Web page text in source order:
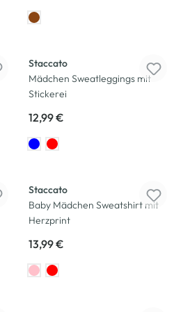
Staccato
Mädchen Sweatleggings mit
Stickerei
12,99 €
Staccato
Baby Mädchen Sweatshirt mit
Herzprint
13,99 €